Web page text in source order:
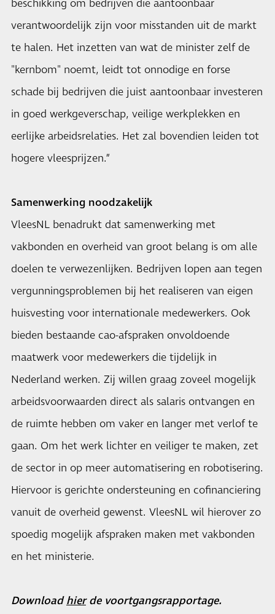
beschikking om bedrijven die aantoonbaar
verantwoordelijk zijn voor misstanden uit de markt
te halen. Het inzetten van wat de minister zelf de
"kernbom" noemt, leidt tot onnodige en forse
schade bij bedrijven die juist aantoonbaar investeren
in goed werkgeverschap, veilige werkplekken en
eerlijke arbeidsrelaties. Het zal bovendien leiden tot
hogere vleesprijzen.”
Samenwerking noodzakelijk
VleesNL benadrukt dat samenwerking met
vakbonden en overheid van groot belang is om alle
doelen te verwezenlijken. Bedrijven lopen aan tegen
vergunningsproblemen bij het realiseren van eigen
huisvesting voor internationale medewerkers. Ook
bieden bestaande cao-afspraken onvoldoende
maatwerk voor medewerkers die tijdelijk in
Nederland werken. Zij willen graag zoveel mogelijk
arbeidsvoorwaarden direct als salaris ontvangen en
de ruimte hebben om vaker en langer met verlof te
gaan. Om het werk lichter en veiliger te maken, zet
de sector in op meer automatisering en robotisering.
Hiervoor is gerichte ondersteuning en cofinanciering
vanuit de overheid gewenst. VleesNL wil hierover zo
spoedig mogelijk afspraken maken met vakbonden
en het ministerie.
Downloadhierde voortgangsrapportage.